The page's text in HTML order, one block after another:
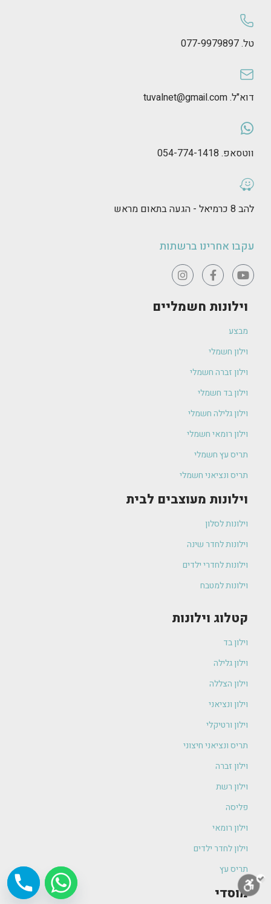
טל. 077-9979897
דוא"ל. tuvalnet@gmail.com
ווטסאפ. 054-774-1418
להב 8 כרמיאל - הגעה בתאום מראש
עקבו אחרינו ברשתות
וילונות חשמליים
מבצע
וילון חשמלי
וילון זברה חשמלי
וילון בד חשמלי
וילון גלילה חשמלי
וילון רומאי חשמלי
תריס עץ חשמלי
תריס ונציאני חשמלי
וילונות מעוצבים לבית
וילונות לסלון
וילונות לחדר שינה
וילונות לחדרי ילדים
וילונות למטבח
קטלוג וילונות
וילון בד
וילון גלילה
וילון הצללה
וילון ונציאני
וילון ורטיקלי
תריס ונציאני חיצוני
וילון זברה
וילון רשת
פליסה
וילון רומאי
וילון לחדר ילדים
תריס עץ
מוסדי